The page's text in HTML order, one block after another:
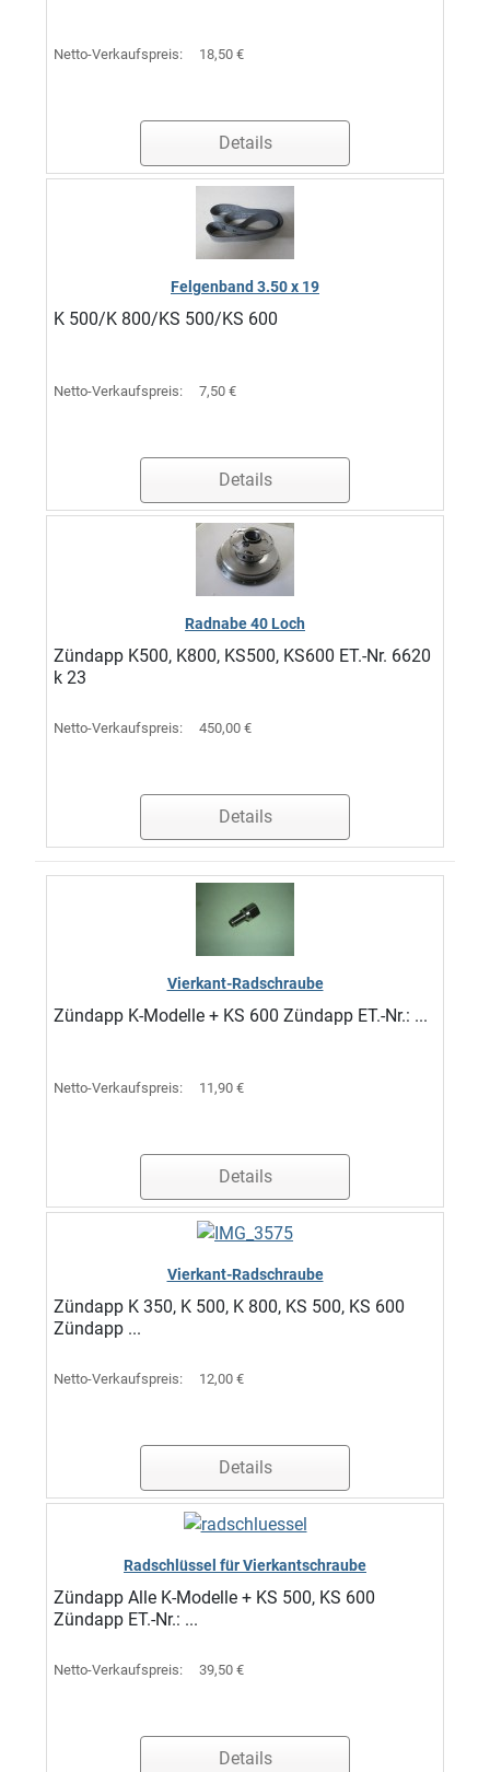
Netto-Verkaufspreis: 18,50 €
Details
Felgenband 3.50 x 19
K 500/K 800/KS 500/KS 600
Netto-Verkaufspreis: 7,50 €
Details
Radnabe 40 Loch
Zündapp K500, K800, KS500, KS600 ET.-Nr. 6620
k 23
Netto-Verkaufspreis: 450,00 €
Details
Vierkant-Radschraube
Zündapp K-Modelle + KS 600 Zündapp ET.-Nr.: ...
Netto-Verkaufspreis: 11,90 €
Details
Vierkant-Radschraube
Zündapp K 350, K 500, K 800, KS 500, KS 600
Zündapp ...
Netto-Verkaufspreis: 12,00 €
Details
Radschlüssel für Vierkantschraube
Zündapp Alle K-Modelle + KS 500, KS 600
Zündapp ET.-Nr.: ...
Netto-Verkaufspreis: 39,50 €
Details